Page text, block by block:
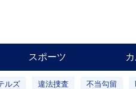
スポーツ
ルズ 違法捜査 不当勾留